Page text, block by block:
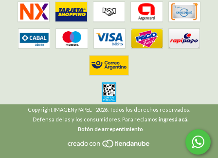
Copyright IMAGENyPAPEL - 2026. Todos los derechos reservados.
Defensa de las y los consumidores. Para reclamos ingresá acá.
Botón de arrepentimiento